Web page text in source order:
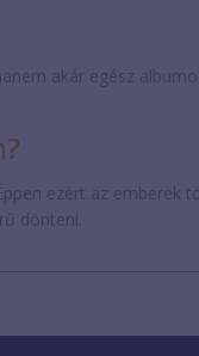
akár egész
ezért az emberek
dönteni.